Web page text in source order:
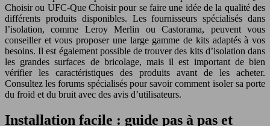
Choisir ou UFC-Que Choisir pour se faire une idée de la qualité des
différents produits disponibles. Les fournisseurs spécialisés dans
l’isolation, comme Leroy Merlin ou Castorama, peuvent vous
conseiller et vous proposer une large gamme de kits adaptés à vos
besoins. Il est également possible de trouver des kits d’isolation dans
les grandes surfaces de bricolage, mais il est important de bien
vérifier les caractéristiques des produits avant de les acheter.
Consultez les forums spécialisés pour savoir comment isoler sa porte
du froid et du bruit avec des avis d’utilisateurs.
Installation facile : guide pas à pas et